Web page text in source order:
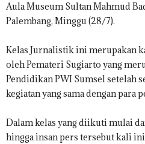
Aula Museum Sultan Mahmud
Palembang, Minggu (28/7).
Kelas Jurnalistik ini merupakan
oleh Pemateri Sugiarto yang
Pendidikan PWI Sumsel setelah
kegiatan yang sama dengan para
Dalam kelas yang diikuti mulai
hingga insan pers tersebut kali